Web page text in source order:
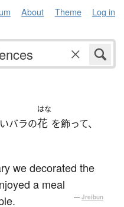
About Theme Log in
バラの
はな
花 を飾って、
we decorated the
a meal
— Jreibun